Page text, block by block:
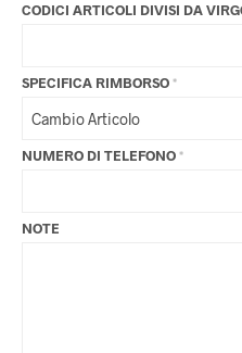
CODICI ARTICOLI DIVISI DA
SPECIFICA RIMBORSO*
NUMERO DI TELEFONO*
NOTE